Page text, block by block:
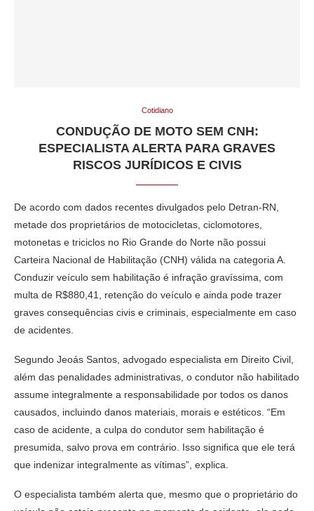
Cotidiano
CONDUÇÃO DE MOTO SEM CNH:
ESPECIALISTA ALERTA PARA GRAVES
RISCOS JURÍDICOS E CIVIS
De acordo com dados recentes divulgados pelo Detran-RN,
metade dos proprietários de motocicletas, ciclomotores,
motonetas e triciclos no Rio Grande do Norte não possui
Carteira Nacional de Habilitação (CNH) válida na categoria A.
Conduzir veículo sem habilitação é infração gravíssima, com
multa de R$880,41, retenção do veículo e ainda pode trazer
graves consequências civis e criminais, especialmente em caso
de acidentes.
Segundo Jeoás Santos, advogado especialista em Direito Civil,
além das penalidades administrativas, o condutor não habilitado
assume integralmente a responsabilidade por todos os danos
causados, incluindo danos materiais, morais e estéticos. “Em
caso de acidente, a culpa do condutor sem habilitação é
presumida, salvo prova em contrário. Isso significa que ele terá
que indenizar integralmente as vítimas”, explica.
O especialista também alerta que, mesmo que o proprietário do